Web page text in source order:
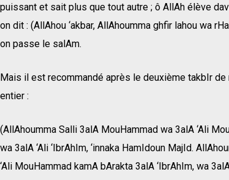
puissant et sait plus que tout autre ; ô AllAh élève
on dit : (AllAhou ‘akbar, AllAhoumma ghfir lahou wa
on passe le salAm.
Mais il est recommandé après le deuxième takbIr de
entier :
(AllAhoumma Salli 3alA MouHammad wa 3alA ‘Ali
wa 3alA ‘Ali ‘IbrAhIm, ‘innaka HamIdoun MajId.
‘Ali MouHammad kamA bArakta 3alA ‘IbrAhIm, wa